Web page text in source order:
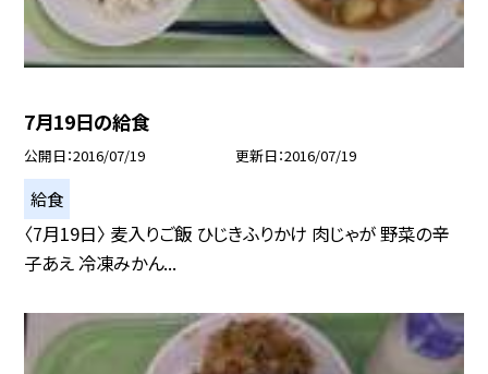
7月19日の給食
公開日 2016/07/19 更新日 2016/07/19
給食
〈7月19日〉 麦入りご飯 ひじきふりかけ 肉じゃが 野菜の辛
子あえ 冷凍みかん...